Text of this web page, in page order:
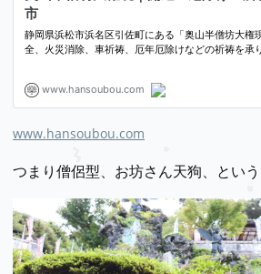
www.hansoubou.com
つまり僧侶型、お坊さん天狗、という